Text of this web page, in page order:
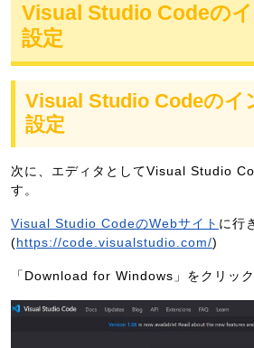
Visual Studio Codeの
設定
Visual Studio Codeのイ
設定
次に、エディタとしてVisual Studio
す。
Visual Studio CodeのWebサイト に行
(https://code.visualstudio.com/)
「Download for Windows」をクリック